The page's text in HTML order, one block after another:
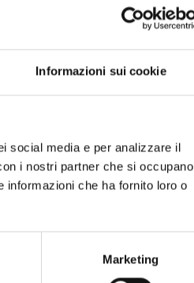
Informazioni sui cookie
social media e per analizzare il
i nostri partner che si occupano
informazioni che ha fornito loro o
Marketing